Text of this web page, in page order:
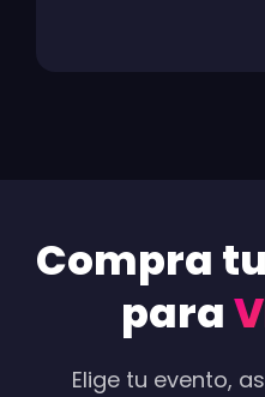
Compra
para
Elige tu evento,